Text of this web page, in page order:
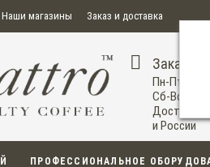
Наши магазины Заказ и доставка
данных
Заказ по
Пн-Пт:
Сб-Вс:
Доставка
и России
ПРОФЕССИОНАЛЬНОЕ